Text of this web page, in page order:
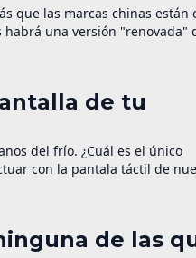
que las marcas chinas están
una versión "renovada"
de tu
del frío. ¿Cuál es el único
con la pantala táctil de
a tan […]
de las